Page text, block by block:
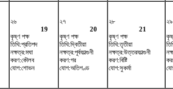
২৬
19
কৃষ্ণ পক্ষ
তিথি:প্রতিপদ
নক্ষত্র:মঘা
করণ:কৌলব
যোগ:শোভন
২৭
20
কৃষ্ণ পক্ষ
তিথি:দ্বিতীয়া
নক্ষত্র:পূর্বফাল্গুনী
করণ:গর
যোগ:অতিগণ্ড
২৮
21
কৃষ্ণ পক্ষ
তিথি:তৃতীয়া
নক্ষত্র:উত্তরফাল্গুনী
করণ:বিষ্টি
যোগ:সুকর্মা
২৯